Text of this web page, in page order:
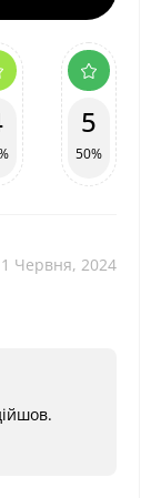
5
50%
Червня, 2024